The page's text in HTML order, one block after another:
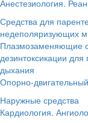
Анестезиология.
Средства для
недеполяризующих
Плазмозаменяющие
дезинтоксикации
дыхания
Опорно-
Наружные средства
Кардиология.